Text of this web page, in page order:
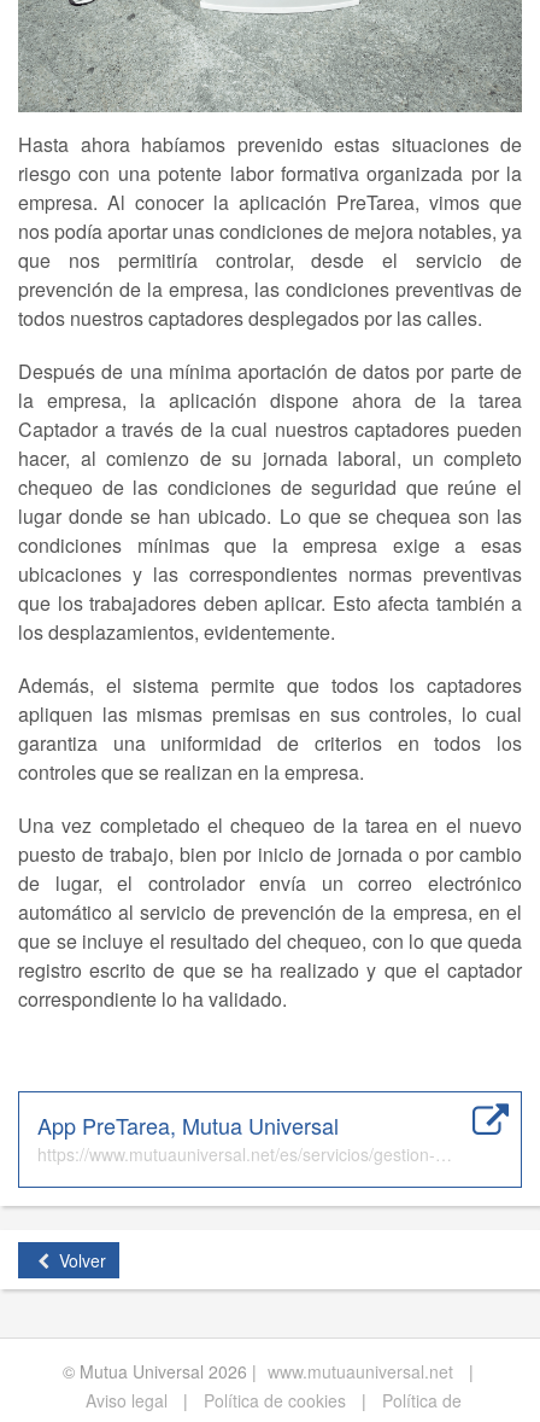
Hasta ahora habíamos prevenido estas situaciones de
riesgo con una potente labor formativa organizada por la
empresa. Al conocer la aplicación PreTarea, vimos que
nos podía aportar unas condiciones de mejora notables, ya
que nos permitiría controlar, desde el servicio de
prevención de la empresa, las condiciones preventivas de
todos nuestros captadores desplegados por las calles.
Después de una mínima aportación de datos por parte de
la empresa, la aplicación dispone ahora de la tarea
Captador a través de la cual nuestros captadores pueden
hacer, al comienzo de su jornada laboral, un completo
chequeo de las condiciones de seguridad que reúne el
lugar donde se han ubicado. Lo que se chequea son las
condiciones mínimas que la empresa exige a esas
ubicaciones y las correspondientes normas preventivas
que los trabajadores deben aplicar. Esto afecta también a
los desplazamientos, evidentemente.
Además, el sistema permite que todos los captadores
apliquen las mismas premisas en sus controles, lo cual
garantiza una uniformidad de criterios en todos los
controles que se realizan en la empresa.
Una vez completado el chequeo de la tarea en el nuevo
puesto de trabajo, bien por inicio de jornada o por cambio
de lugar, el controlador envía un correo electrónico
automático al servicio de prevención de la empresa, en el
que se incluye el resultado del chequeo, con lo que queda
registro escrito de que se ha realizado y que el captador
correspondiente lo ha validado.
App PreTarea, Mutua Universal
https://www.mutuauniversal.net/es/servicios/gestion-de-la-prevencion/herramientas-y-recursos-de-prevencion/app-pretarea/
Volver
© Mutua Universal 2026 | www.mutuauniversal.net
|
Aviso legal
| Política de cookies |
Política de